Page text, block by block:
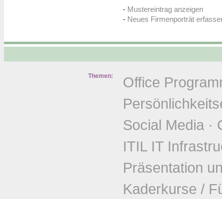
- Mustereintrag anzeigen
- Neues Firmenporträt
Themen:
Office
Social Media ·
ITIL IT
Präsentation
Kaderkurse /